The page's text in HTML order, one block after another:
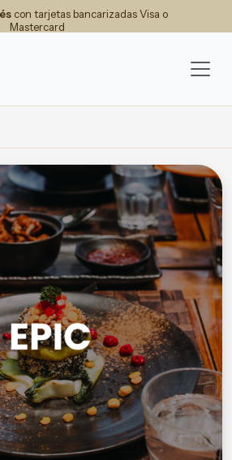
con tarjetas bancarizadas Visa o
Mastercard